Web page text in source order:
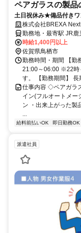
ペアガラスの製品
土日祝休み★備品付き
株式会社BREXA Next
勤務地・最寄駅 JR
多～八代)/鳥栖駅,車
時給1,400円以上
佐賀県鳥栖市
勤務時間・期間 【勤
21:00～06:00 ※22時
す。 【勤務期間】 長
仕事内容 ◇ペアガラ
イン(フルオートメー
ン ・出来上がった製
...
給料前払いOK 即日勤務OK
派遣社員